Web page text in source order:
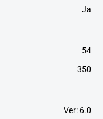
Ja
54
350
Ver: 6.0